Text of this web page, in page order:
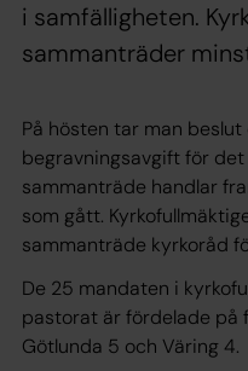
i samfälligheten.
sammanträder
På hösten tar man
begravningsavgift för
sammanträde handlar
som gått.
sammanträde kyrkoråd
De 25 mandaten i
pastorat är fördelade på
Götlunda 5 och Väring 4.